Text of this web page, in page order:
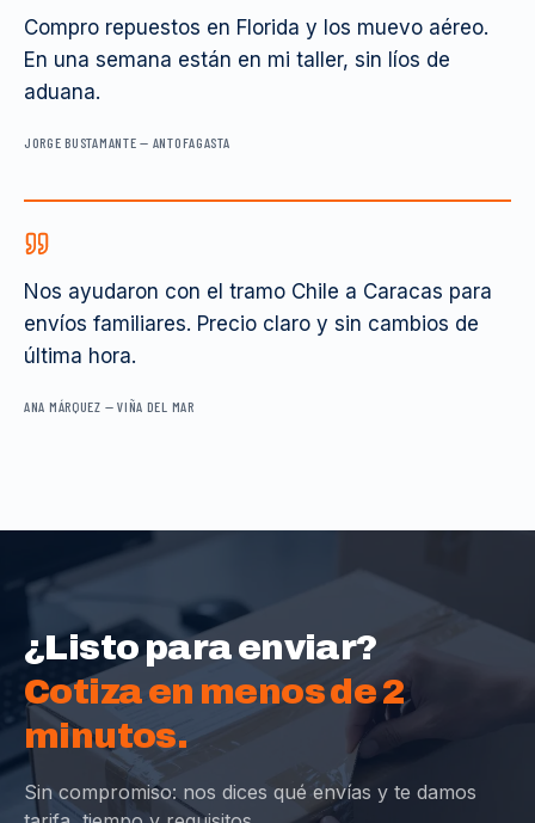
Compro repuestos en Florida y los muevo aéreo.
En una semana están en mi taller, sin líos de
aduana.
JORGE BUSTAMANTE — ANTOFAGASTA
Nos ayudaron con el tramo Chile a Caracas para
envíos familiares. Precio claro y sin cambios de
última hora.
ANA MÁRQUEZ —VIÑA DEL MAR
¿Listo para enviar?
Cotiza en menos de 2
minutos.
Sin compromiso: nos dices qué envías y te damos